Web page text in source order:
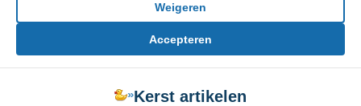
Weigeren
Accepteren
»Kerst artikelen